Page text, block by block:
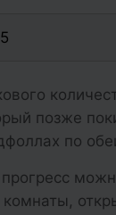
позже
по